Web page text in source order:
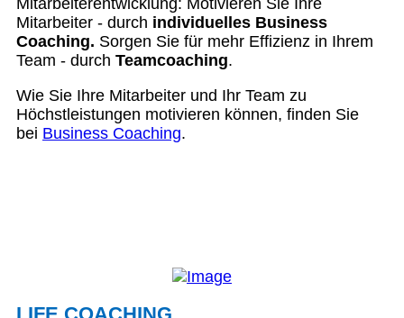
Mitarbeiter - durch individuelles Business
Coaching. Sorgen Sie für mehr Effizienz in Ihrem
Team - durch Teamcoaching.
Wie Sie Ihre Mitarbeiter und Ihr Team zu
Höchstleistungen motivieren können, finden Sie
bei Business Coaching.